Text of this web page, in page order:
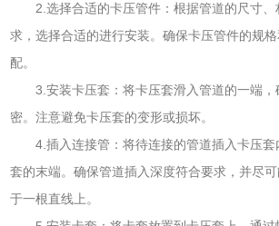
2.选择合适的卡压管件：根据管道的尺寸、
求，选择合适的进行安装。确保卡压管件的规
配。
3.安装卡压套：将卡压套滑入管道的一端，
密。注意避免卡压套的变形或损坏。
4.插入连接管：将待连接的管道插入卡压套
套的末端。确保管道插入深度符合要求，并尽
于一根直线上。